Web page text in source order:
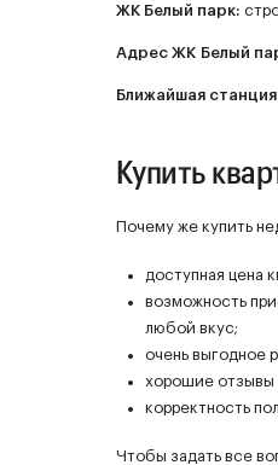
ЖК Белый парк:
Адрес ЖК Белый
Ближайшая
Купить
Почему же купить
доступная цена
возможность
любой вкус;
очень выгодное
хорошие отзывы
корректность
Чтобы задать все